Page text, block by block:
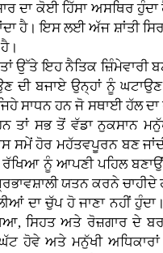
ਦਾ ਕੋਈ ਹਿੱਸਾ ਅਸਥਿਰ
ਹੈ। ਇਸ ਲਈ ਅੱਜ ਸ਼ਾਂਤੀ
ਉੱਤੇ ਇਹ ਨੈਤਿਕ ਜ਼ਿੰਮੇਵਾਰੀ
ਦੀ ਬਜਾਏ ਉਨ੍ਹਾਂ ਨੂੰ
ਸਾਧਨ ਹਨ ਜੋ ਸਥਾਈ ਹੱਲ
ਤਾਂ ਸਭ ਤੋਂ ਵੱਡਾ ਨੁਕਸਾਨ
ਸਮੇਂ ਹੋਰ ਮਹੱਤਵਪੂਰਨ ਬਣ
ਰੱਖਿਆ ਨੂੰ ਆਪਣੀ ਪਹਿਲ
ਯਤਨ ਕਰਨੇ ਚਾਹੀਦੇ
ਦਾ ਚੁੱਪ ਹੋ ਜਾਣਾ ਨਹੀਂ
ਸਿਹਤ ਅਤੇ ਰੋਜ਼ਗਾਰ ਦੇ
ਹੋਵੇ ਅਤੇ ਮਨੁੱਖੀ ਅਧਿਕਾਰਾਂ